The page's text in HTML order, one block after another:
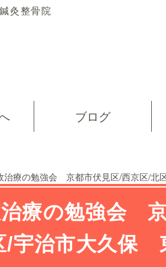
灸整骨院
ブログ
治療の勉強会 京都市伏見区/西京区/北
療の勉強会
/宇治市大久保